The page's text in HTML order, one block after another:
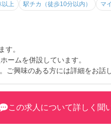
以上 駅チカ（徒歩10分以内） マ
す。
ームを併設しています。
興味のある方には詳細をお話
この求人について詳しく聞